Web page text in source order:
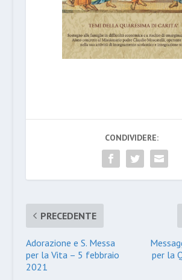
CONDIVIDERE:
PRECEDENTE
Adorazione e S. Messa
per la Vita – 5 febbraio
2021
per la